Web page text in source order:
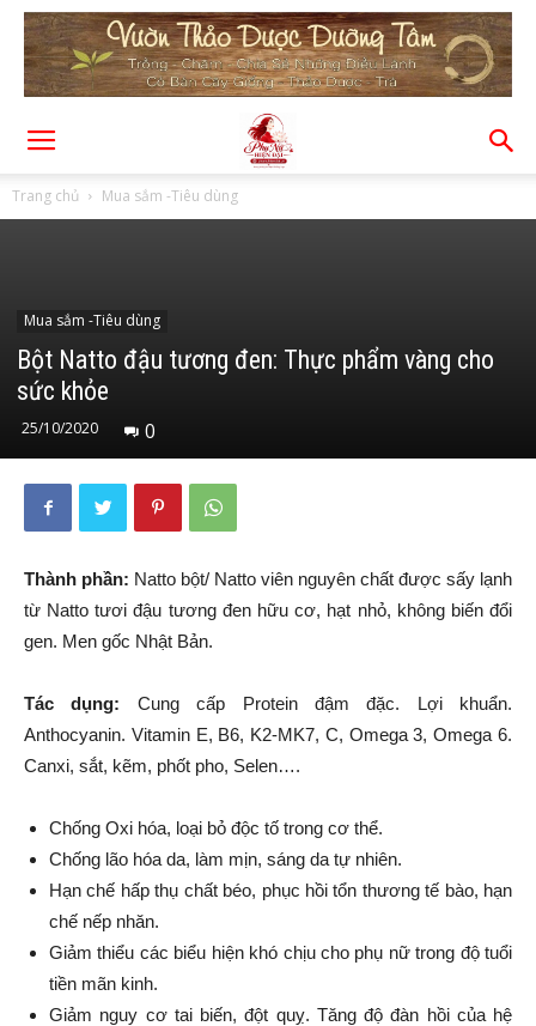
Trang chủ Mua sắm -Tiêu dùng
Mua sắm -Tiêu dùng
Bột Natto đậu tương đen: Thực phẩm vàng cho
sức khỏe
25/10/2020 0
Thành phần: Natto bột/ Natto viên nguyên chất được sấy lạnh
từ Natto tươi đậu tương đen hữu cơ, hạt nhỏ, không biến đổi
gen. Men gốc Nhật Bản.
Tác dụng: Cung cấp Protein đậm đặc. Lợi khuẩn.
Anthocyanin. Vitamin E, B6, K2-MK7, C, Omega 3, Omega 6.
Canxi, sắt, kẽm, phốt pho, Selen….
Chống Oxi hóa, loại bỏ độc tố trong cơ thể.
Chống lão hóa da, làm mịn, sáng da tự nhiên.
Hạn chế hấp thụ chất béo, phục hồi tổn thương tế bào, hạn
chế nếp nhăn.
Giảm thiểu các biểu hiện khó chịu cho phụ nữ trong độ tuổi
tiền mãn kinh.
Giảm nguy cơ tai biến, đột quỵ. Tăng độ đàn hồi của hệ